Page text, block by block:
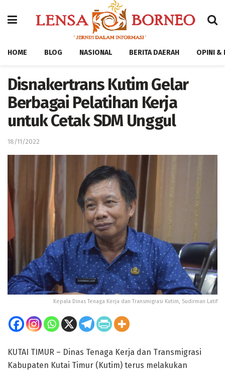
HOME BLOG NASIONAL BERITA DAERAH OPINI &
Disnakertrans Kutim Gelar
Berbagai Pelatihan Kerja
untuk Cetak SDM Unggul
18/11/2022
Kepala Dinas Tenaga Kerja dan Transmigrasi Kutim, Sudirman Latif
KUTAI TIMUR – Dinas Tenaga Kerja dan Transmigrasi
Kabupaten Kutai Timur (Kutim) terus melakukan